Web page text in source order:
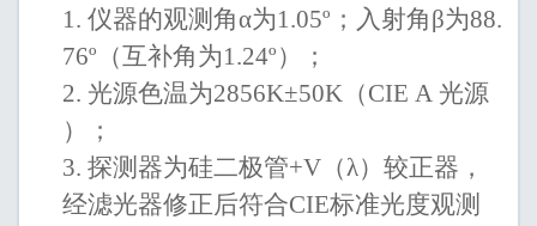
1.仪器的观测角α为1.05º ；入射角β为88.
76º （互补角为1.24º）
；
2. 光源色温为2856K±50K （CIE A 光源
）；
3.探测器为硅二极管+V （λ）较正器 ，
经滤光器修正后符合CIE标准光度观测